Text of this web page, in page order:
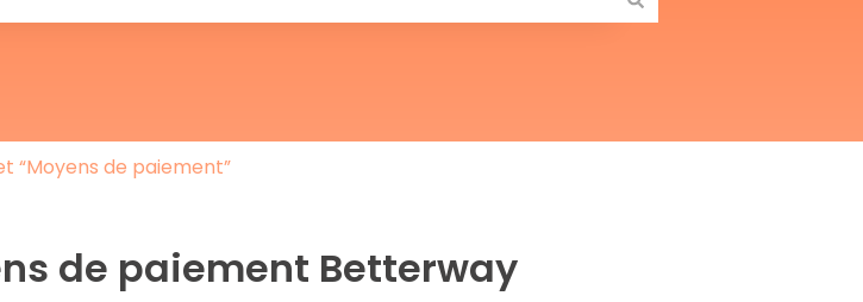
“Moyens de paiement”
de paiement Betterway